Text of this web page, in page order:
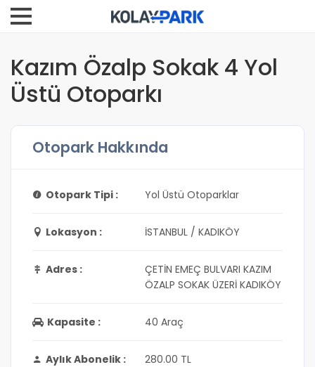
Kazım Özalp Sokak 4 Yol
Üstü Otoparkı
Otopark Hakkında
Otopark Tipi : Yol Üstü Otoparklar
Lokasyon : İSTANBUL / KADIKÖY
Adres :
ÇETİN EMEÇ BULVARI KAZIM
ÖZALP SOKAK ÜZERİ KADIKÖY
Kapasite : 40 Araç
Aylık Abonelik : 280.00 TL